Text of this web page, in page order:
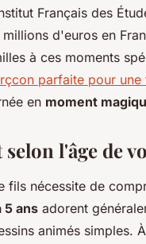
Français des
d'euros en
à ces moments
parfaite pour une
en moment
l'âge de
fils nécessite de
5 ans adorent
animés simples.